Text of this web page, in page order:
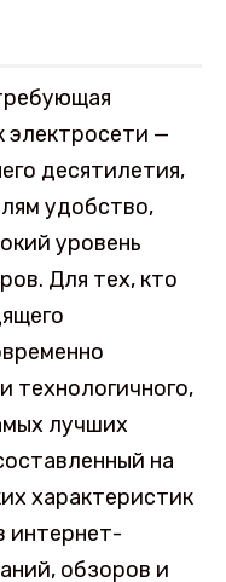
электросети —
десятилетия,
удобство,
уровень
Для тех, кто
технологичного,
лучших
на
характеристик
интернет-
обзоров и